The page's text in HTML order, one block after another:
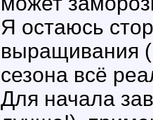
Я остаюсь
выращивания
сезона всё
Для начала